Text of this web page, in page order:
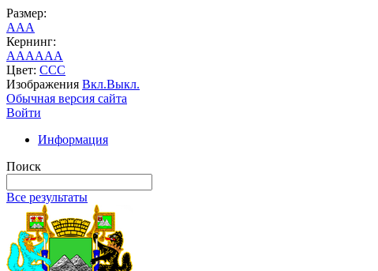
Размер:
AAA
Кернинг:
AAAAAA
Цвет: CCC
Изображения Вкл.Выкл.
Обычная версия сайта
Войти
Информация
Поиск
Все результаты